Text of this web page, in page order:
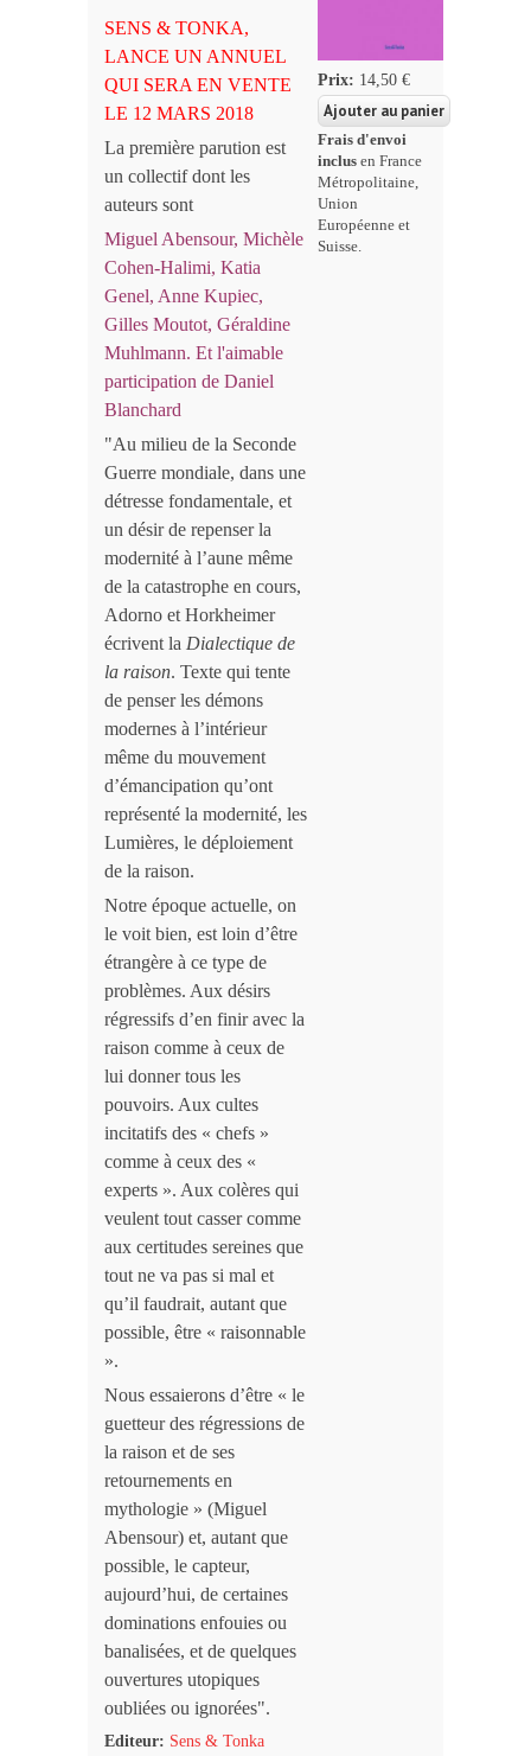
SENS & TONKA,
LANCE UN ANNUEL
QUI SERA EN VENTE
LE 12 MARS 2018
La première parution est
un collectif dont les
auteurs sont
Miguel Abensour, Michèle
Cohen-Halimi, Katia
Genel, Anne Kupiec,
Gilles Moutot, Géraldine
Muhlmann. Et l'aimable
participation de Daniel
Blanchard
"Au milieu de la Seconde
Guerre mondiale, dans une
détresse fondamentale, et
un désir de repenser la
modernité à l’aune même
de la catastrophe en cours,
Adorno et Horkheimer
écrivent la Dialectique de
la raison. Texte qui tente
de penser les démons
modernes à l’intérieur
même du mouvement
d’émancipation qu’ont
représenté la modernité, les
Lumières, le déploiement
de la raison.
Notre époque actuelle, on
le voit bien, est loin d’être
étrangère à ce type de
problèmes. Aux désirs
régressifs d’en finir avec la
raison comme à ceux de
lui donner tous les
pouvoirs. Aux cultes
incitatifs des « chefs »
comme à ceux des «
experts ». Aux colères qui
veulent tout casser comme
aux certitudes sereines que
tout ne va pas si mal et
qu’il faudrait, autant que
possible, être « raisonnable
».
Nous essaierons d’être « le
guetteur des régressions de
la raison et de ses
retournements en
mythologie » (Miguel
Abensour) et, autant que
possible, le capteur,
aujourd’hui, de certaines
dominations enfouies ou
banalisées, et de quelques
ouvertures utopiques
oubliées ou ignorées".
Editeur: Sens & Tonka
Prix: 14,50 €
Frais d'envoi
inclus en France
Métropolitaine,
Union
Européenne et
Suisse.